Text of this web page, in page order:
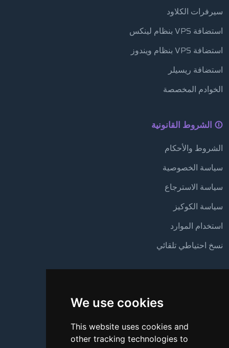
We use cookies
This website uses cookies and
other tracking technologies to
سيرفرات الكلاود
استضافة VPS بنظام لينكس
استضافة VPS بنظام ويندوز
استضافة ريسيلر
الخوادم المخصصة
الشروط القانونية
الشروط والأحكام
سياسة الخصوصية
سياسة الاسترجاع
سياسة الكوكيز
استخدام الموارد
نسخ احتياطي تلقائي
الأسئلة الشائعة